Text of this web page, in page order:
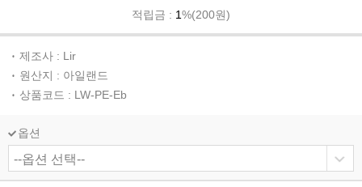
적립금 : 1%(200원)
제조사 : Lir
원산지 : 아일랜드
상품코드 : LW-PE-Eb
옵션